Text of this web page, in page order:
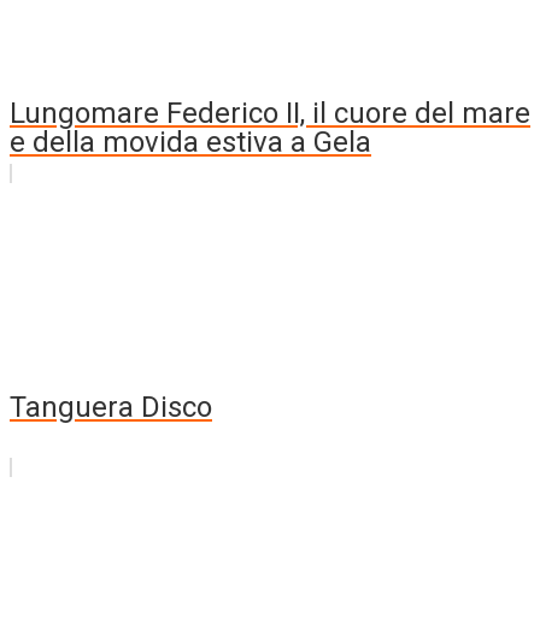
Lungomare Federico II, il cuore del mare
e della movida estiva a Gela
Tanguera Disco